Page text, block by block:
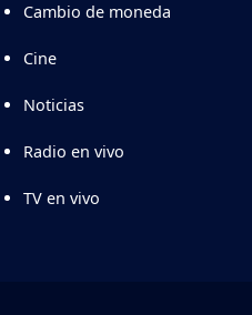
Cambio de moneda
Cine
Noticias
Radio en vivo
TV en vivo